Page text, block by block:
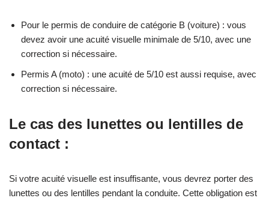
Pour le permis de conduire de catégorie B (voiture) : vous
devez avoir une acuité visuelle minimale de 5/10, avec une
correction si nécessaire.
Permis A (moto) : une acuité de 5/10 est aussi requise, avec
correction si nécessaire.
Le cas des lunettes ou lentilles de
contact :
Si votre acuité visuelle est insuffisante, vous devrez porter des
lunettes ou des lentilles pendant la conduite. Cette obligation est